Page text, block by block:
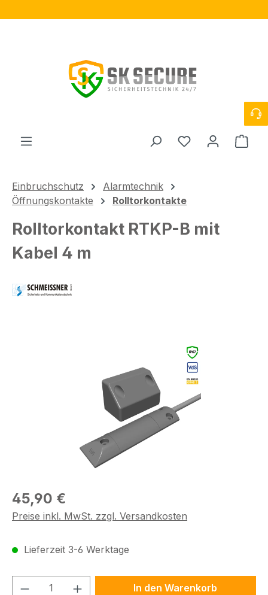
Du hast 0
Einbruchschutz
Alarmtechnik
Öffnungskontakte
Rolltorkontakte
Rolltorkontakt RTKP-B mit
Kabel 4 m
Regulärer Preis:
45,90 €
Preise inkl. MwSt. zzgl. Versandkosten
Lieferzeit 3-6 Werktage
Produkt Anzahl: Gib denIn den Warenkorb